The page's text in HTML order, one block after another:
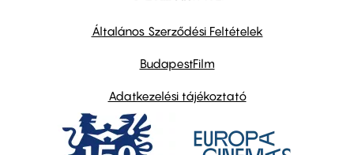
Általános Szerződési Feltételek
BudapestFilm
Adatkezelési tájékoztató